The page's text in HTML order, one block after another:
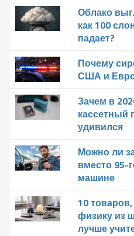
Облако
как 100
падает?
Почему
США и
Зачем в
кассетный
удивился
Можно ли
вместо 95-
машине
10
физику из
лучше